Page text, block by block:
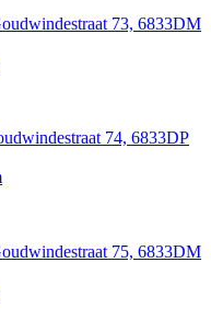
73, 6833DM
74, 6833DP
75, 6833DM